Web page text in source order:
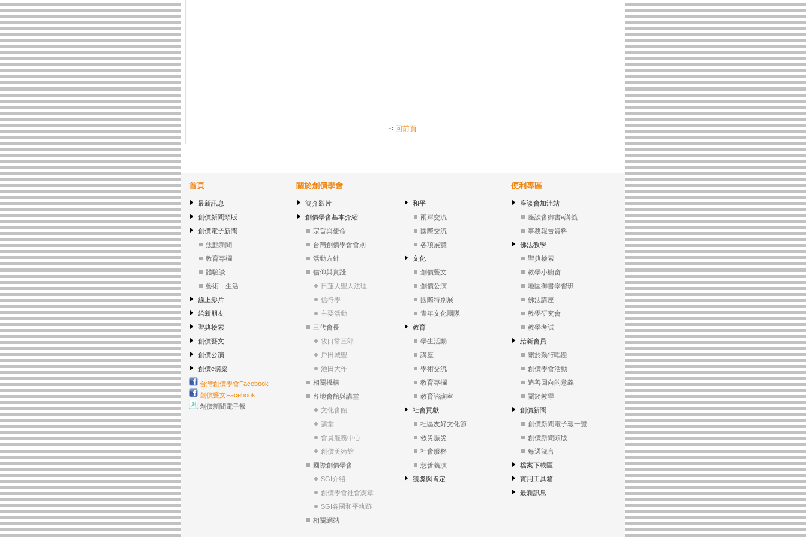
< 回前頁
首頁
最新訊息
創價新聞頭版
創價電子新聞
焦點新聞
教育專欄
體驗談
藝術．生活
線上影片
給新朋友
聖典檢索
創價藝文
創價公演
創價e購樂
台灣創價學會Facebook
創價藝文Facebook
創價新聞電子報
關於創價學會
簡介影片
創價學會基本介紹
宗旨與使命
台灣創價學會會則
活動方針
信仰與實踐
日蓮大聖人法理
信行學
主要活動
三代會長
牧口常三郎
戶田城聖
池田大作
相關機構
各地會館與講堂
文化會館
講堂
會員服務中心
創價美術館
國際創價學會
SGI介紹
創價學會社會憲章
SGI各國和平軌跡
相關網站
和平
兩岸交流
國際交流
各項展覽
文化
創價藝文
創價公演
國際特別展
青年文化團隊
教育
學生活動
講座
學術交流
教育專欄
教育諮詢室
社會貢獻
社區友好文化節
救災賑災
社會服務
慈善義演
獲獎與肯定
便利專區
座談會加油站
座談會御書e講義
事務報告資料
佛法教學
聖典檢索
教學小櫥窗
地區御書學習班
佛法講座
教學研究會
教學考試
給新會員
關於勤行唱題
創價學會活動
追善回向的意義
關於教學
創價新聞
創價新聞電子報一覽
創價新聞頭版
每週箴言
檔案下載區
實用工具箱
最新訊息